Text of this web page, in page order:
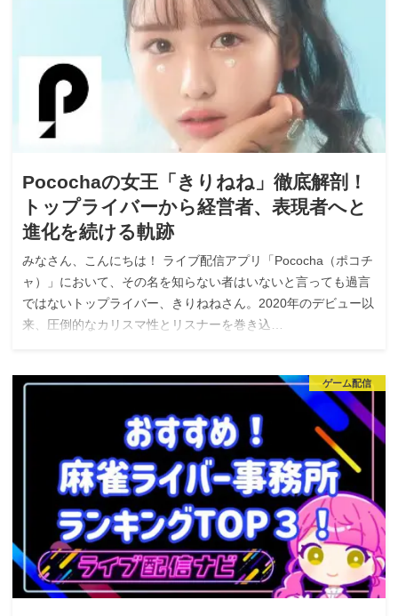
Pocochaの女王「きりねね」徹底解剖！
トップライバーから経営者、表現者へと
進化を続ける軌跡
みなさん、こんにちは！ ライブ配信アプリ「Pococha（ポコチ
ャ）」において、その名を知らない者はいないと言っても過言
ではないトップライバー、きりねねさん。2020年のデビュー以
来、圧倒的なカリスマ性とリスナーを巻き込…
ゲーム配信